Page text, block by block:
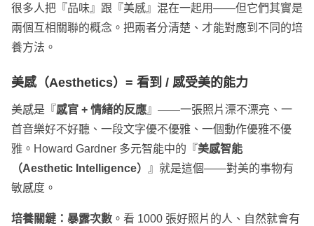
很多人把『品味』跟『美感』混在一起用——但它們其實是
兩個互相關聯的概念。把兩者分清楚、才能對應到不同的培
養方法。
美感（Aesthetics）= 看到 / 感受美的能力
美感是『感官 + 情緒的反應』——一張照片漂不漂亮、一
首音樂好不好聽、一段文字優不優雅、一個動作優雅不優
雅。Howard Gardner 多元智能中的『美感智能
（Aesthetic Intelligence）
』就是這個——對美的事物有
敏感度。
培養關鍵：暴露次數 。看 1000 張好照片的人、自然就會有